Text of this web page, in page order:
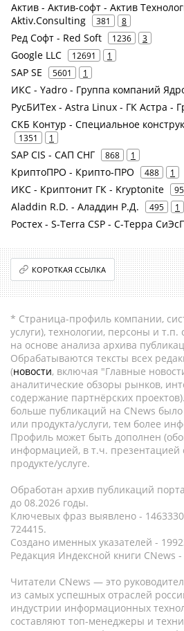
Актив - Актив-софт - Актив
Aktiv.Consulting
381 8
Ред Софт - Red Soft 1236 3
Google LLC 12691 1
SAP SE 5601 1
ИКС - Yadro - Группа компаний
РусБИТех - Astra Linux - ГК Астра -
СКБ Контур - Специальное
1351 1
SAP CIS - САП СНГ 868 1
КриптоПРО - Крипто-ПРО 488 1
ИКС - Криптонит ГК - Kryptonite 95
Aladdin R.D. - Аладдин Р.Д. 495 1
Ростех - S-Terra CSP - С-Терра
КОРОТКАЯ ССЫЛКА
* Страница-профиль компании,
услуги), технологии, персоны и т.п.
на основе анализа архива
Обрабатываются тексты всех
(новости, включая "Главные
аналитические обзоры рынков,
содержание партнёрских
больше публикаций на CNews
или продукта/услуги, тем более
Профиль может быть дополнен
информацией, в т.ч. презентацией
продукте/услуге.
Обработан архив публикаций
до 08.2026 годы.
Ключевых фраз выявлено -
724415.
Создано именных указателей -
Редакция Индексной книги CNews -
Читатели CNews — это
из самых успешных отраслей
индустрии информационных
составляют топ-менеджеры и